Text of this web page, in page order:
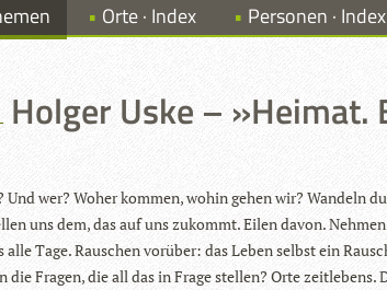
Orte · Index Personen · Index
Holger Uske – »Heimat.
Und wer? Woher kom­men, wohin gehen wir? Wan­deln
uns dem, das auf uns zukommt. Eilen davon.
alle Tage. Rau­schen vor­über: das Leben selbst ein
die Fra­gen, die all das in Frage stel­len? Orte zeit­le­bens.